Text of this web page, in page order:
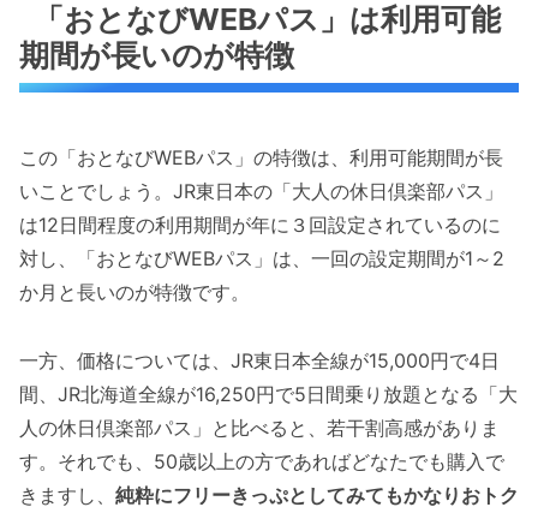
「おとなびWEBパス」は利用可能
期間が長いのが特徴
この「おとなびWEBパス」の特徴は、利用可能期間が長
いことでしょう。JR東日本の「大人の休日倶楽部パス」
は12日間程度の利用期間が年に３回設定されているのに
対し、「おとなびWEBパス」は、一回の設定期間が1～2
か月と長いのが特徴です。
一方、価格については、JR東日本全線が15,000円で4日
間、JR北海道全線が16,250円で5日間乗り放題となる「大
人の休日倶楽部パス」と比べると、若干割高感がありま
す。それでも、50歳以上の方であればどなたでも購入で
きますし、 純粋にフリーきっぷとしてみてもかなりおトク